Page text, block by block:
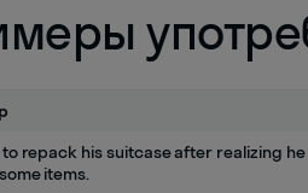
to repack his suitcase after realizing he
items.